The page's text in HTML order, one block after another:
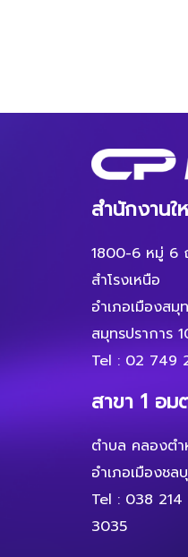
สำนักงาน
1800-6 หมู่ 6
สำโรงเหนือ
อำเภอเมืองสมุ
สมุทรปราการ
Tel : 02 749
สาขา 1 อม
ตำบล คลองตำ
อำเภอเมืองช
Tel : 038
3035